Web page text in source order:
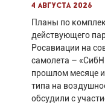
4 августа 2026
Планы по
действующего
Росавиации на
самолета –
прошлом месяце
типа на
обсудили с